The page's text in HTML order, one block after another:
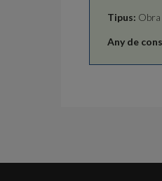
Tipus: Obra
Any de